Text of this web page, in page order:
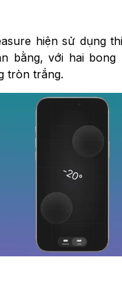
hiện sử dụng
bằng, với hai bong
tròn trắng.